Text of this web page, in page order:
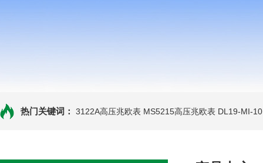
热门关键词： 3122A高压兆欧表 MS5215高压兆欧表 DL19-MI-